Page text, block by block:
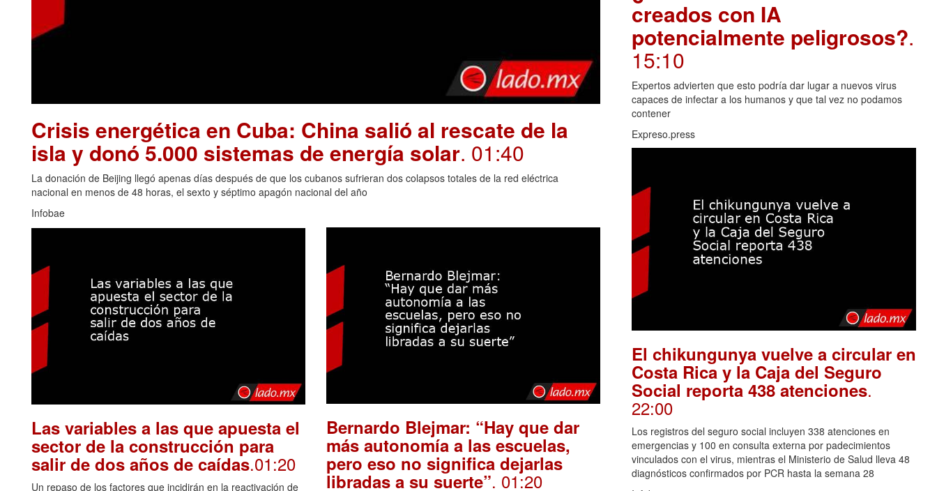
Crisis energética en Cuba: China salió al rescate de la
isla y donó 5.000 sistemas de energía solar. 01:40
La donación de Beijing llegó apenas días después de que los cubanos sufrieran dos colapsos totales de la red eléctrica
nacional en menos de 48 horas, el sexto y séptimo apagón nacional del año
Infobae
Las variables a las que apuesta el
sector de la construcción para
salir de dos años de caídas.01:20
Un repaso de los factores que incidirán en la reactivación de
Bernardo Blejmar: “Hay que dar
más autonomía a las escuelas,
pero eso no significa dejarlas
libradas a su suerte”. 01:20
creados con IA
potencialmente peligrosos?.
15:10
Expertos advierten que esto podría dar lugar a nuevos virus
capaces de infectar a los humanos y que tal vez no podamos
contener
Expreso.press
El chikungunya vuelve a circular en
Costa Rica y la Caja del Seguro
Social reporta 438 atenciones.
22:00
Los registros del seguro social incluyen 338 atenciones en
emergencias y 100 en consulta externa por padecimientos
vinculados con el virus, mientras el Ministerio de Salud lleva 48
diagnósticos confirmados por PCR hasta la semana 28